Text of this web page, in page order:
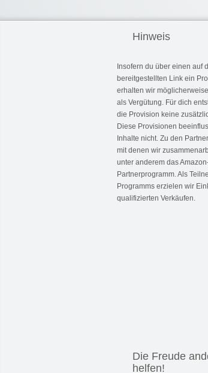
Hinweis
Insofern du über einen auf
bereitgestellten Link ein
erhalten wir
als Vergütung. Für dich
die Provision keine
Diese Provisionen
Inhalte nicht. Zu den
mit denen wir
unter anderem das
Partnerprogramm. Als
Programms erzielen wir
qualifizierten Verkäufen.
Die Freude
helfen!